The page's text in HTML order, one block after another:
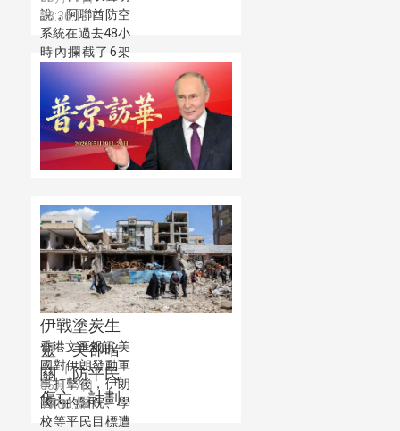
說，阿聯酋防空
系統在過去48小
時內攔截了6架
來襲的敵方無人
機，阿方人員和
關鍵設施未受影
響。
23:36:19
伊戰塗炭生
靈 美卻暗
關「防平民
傷亡」計劃
香港文匯報訊 美
國對伊朗發動軍
事打擊後，伊朗
國內的醫院、學
校等平民目標遭
05月17日
19:00:37